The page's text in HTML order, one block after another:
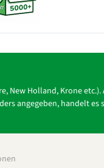
New Holland, Krone
angegeben, handelt